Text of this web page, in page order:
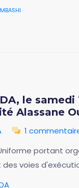
le samedi
Alassane
1
portant
voies